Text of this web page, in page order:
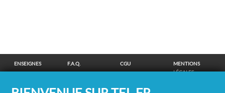
ENSEIGNES F.A.Q. CGU
MENTIONS
LÉGALES
CONFIDENTIALITÉ
COOKIES
CHOIX